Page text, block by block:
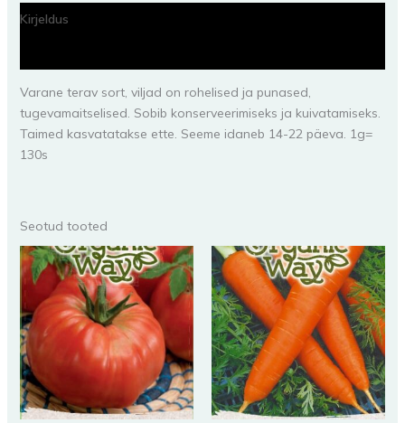
Kirjeldus
Varane terav sort, viljad on rohelised ja punased,
tugevamaitselised. Sobib konserveerimiseks ja kuivatamiseks.
Taimed kasvatatakse ette. Seeme idaneb 14-22 päeva. 1g=
130s
Seotud tooted